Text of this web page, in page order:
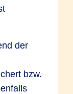
der
bzw.